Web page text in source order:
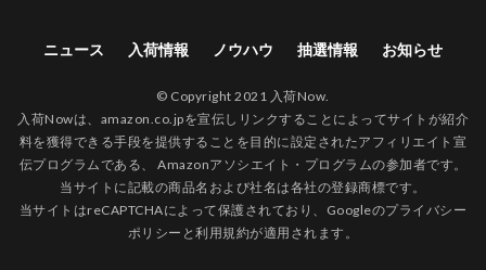
ニュース 入荷情報 ノウハウ 抽選情報 お知らせ
© Copyright 2021 入荷Now.
入荷Nowは、amazon.co.jpを宣伝しリンクすることによってサイトが紹介
料を獲得できる手段を提供することを目的に設定されたアフィリエイト宣
伝プログラムである、 Amazonアソシエイト・プログラムの参加者です。
当サイトに記載の商品名および社名は各社の登録商標です。
当サイトはreCAPTCHAによって保護されており、Googleのプライバシー
ポリシー と利用規約が適用されます。